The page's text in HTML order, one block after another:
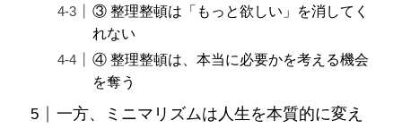
③ 整理整頓は「もっと欲しい」を消してく
れない
④ 整理整頓は、本当に必要かを考える機会
を奪う
一方、ミニマリズムは人生を本質的に変え